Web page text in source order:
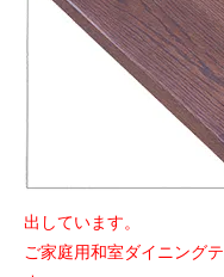
出しています。
ご家庭用和室ダイニング